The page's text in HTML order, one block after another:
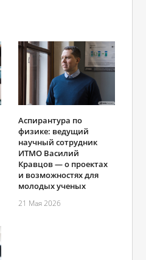
Аспирантура по
физике: ведущий
научный сотрудник
ИТМО Василий
Кравцов — о проектах
и возможностях для
молодых ученых
21 Мая 2026